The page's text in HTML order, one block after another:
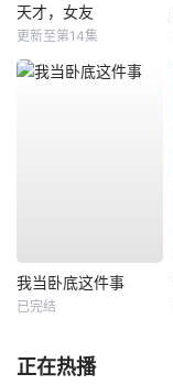
天才，女友
更新至第14集
我当卧底这件事
已完结
正在热播